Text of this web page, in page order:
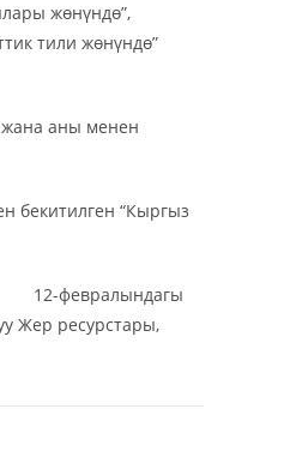
жөнүндө”,
тили жөнүндө”
аны менен
“Кыргыз
февралындагы
Жер ресурстары,